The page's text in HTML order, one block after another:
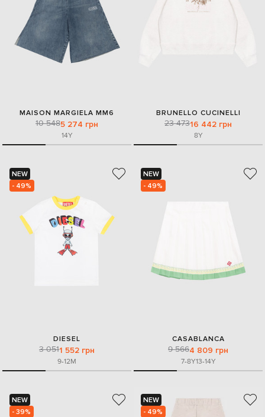
MAISON MARGIELA MM6
10 5485 274 грн
14Y
BRUNELLO CUCINELLI
23 47316 442 грн
8Y
NEW
- 49%
DIESEL
3 0511 552 грн
9-12M
NEW
- 49%
CASABLANCA
9 5664 809 грн
7-8Y13-14Y
NEW
- 39%
NEW
- 49%